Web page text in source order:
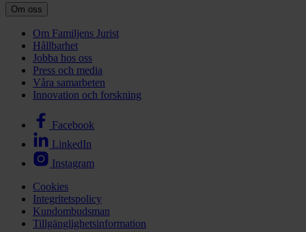
Om oss
Om Familjens Jurist
Hållbarhet
Jobba hos oss
Press och media
Våra samarbeten
Innovation och forskning
Facebook
LinkedIn
Instagram
Cookies
Integritetspolicy
Kundombudsman
Tillgänglighetsinformation